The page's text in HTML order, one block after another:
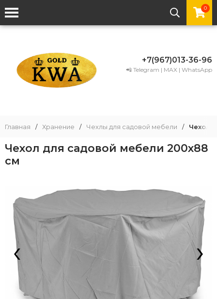
0
+7(967)013-36-96
📲 Telegram | MAX | WhatsApp
Главная / Хранение / Чехлы для садовой мебели / Чехол
Чехол для садовой мебели 200х88
см
‹ ›